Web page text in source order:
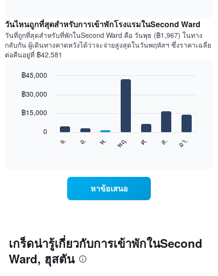
แสดง
ราคา
เฉลี่ย
ของ
ห้อง
ใน
เดือน
แแส
ดง
ราคา
เฉลี่ย
วันไหนถูกที่สุดสำหรับการเข้าพักโรงแรมในSecond Ward
วันที่ถูกที่สุดสำหรับที่พักในSecond Ward คือ วันพุธ (฿1,967) ในทาง
กลับกัน ผู้เดินทางคาดหวังได้ว่าจะจ่ายสูงสุดในวันพฤหัสฯ ซึ่งราคาเฉลี่ย
ต่อคืนอยู่ที่ ฿42,581
chart
bars.
แต่ละ
วัน
ของ
สัปดาห์
graphic.
จ. อ. พ. พฤ. ศ. ส. อา.
0
฿15,000
฿30,000
฿45,000
หาข้อเสนอ
เกร็ดน่ารู้เกี่ยวกับการเข้าพักในSecond
Ward, ฮุสตัน